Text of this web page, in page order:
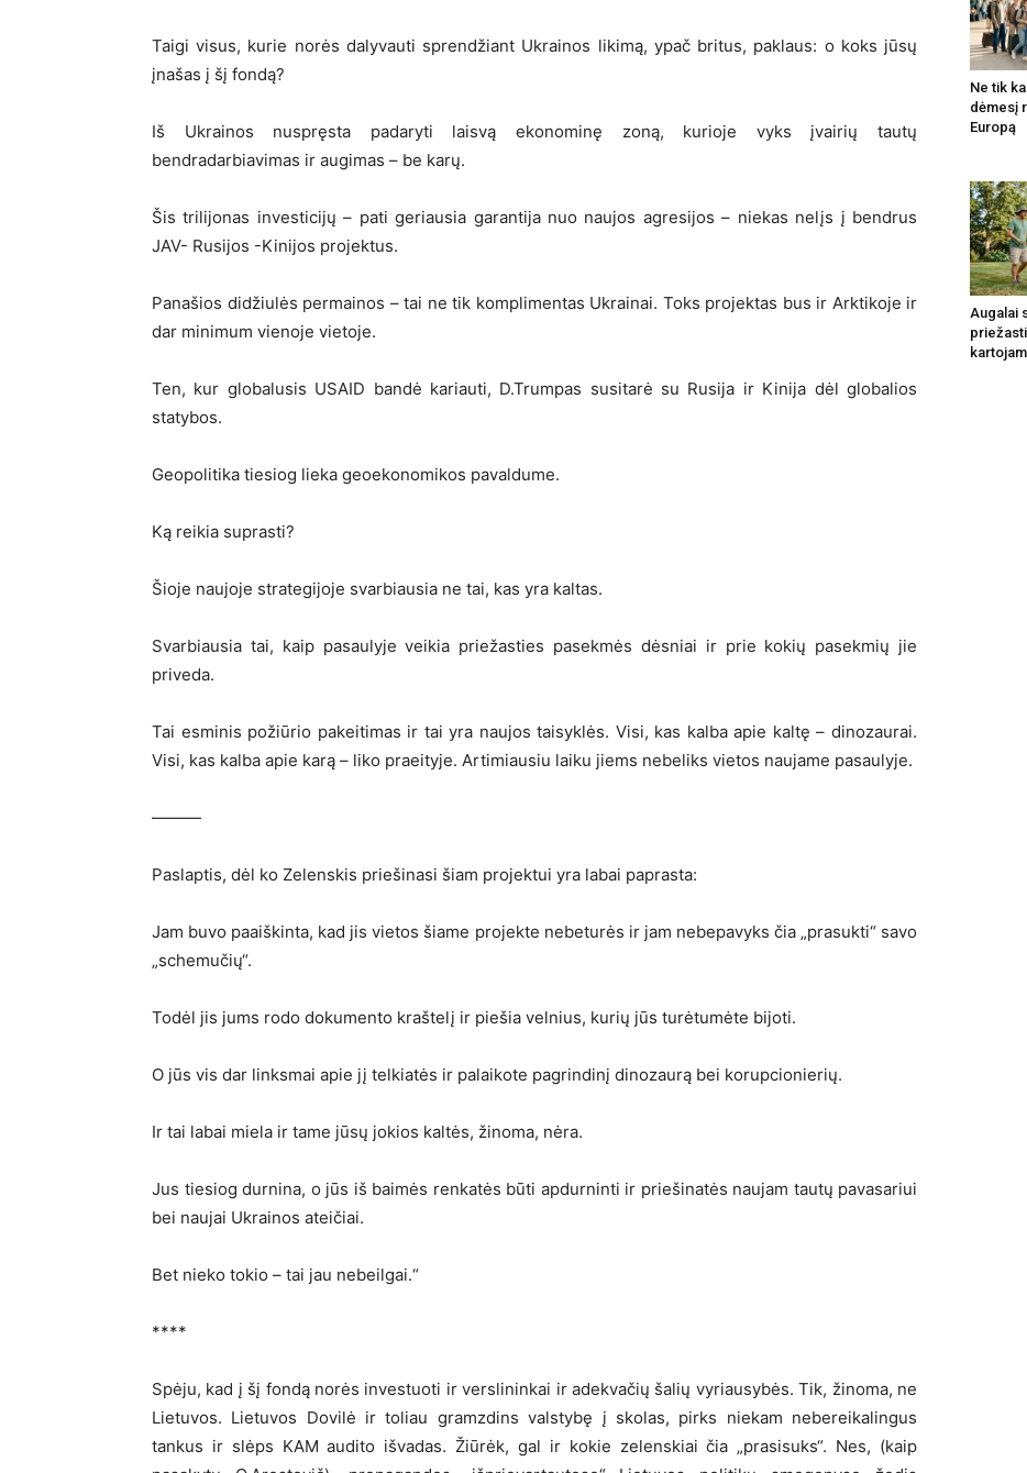
Taigi visus, kurie norės dalyvauti sprendžiant Ukrainos likimą, ypač britus, paklaus: o koks jūsų
įnašas į šį fondą?
Iš Ukrainos nuspręsta padaryti laisvą ekonominę zoną, kurioje vyks įvairių tautų
bendradarbiavimas ir augimas – be karų.
Šis trilijonas investicijų – pati geriausia garantija nuo naujos agresijos – niekas nelįs į bendrus
JAV- Rusijos -Kinijos projektus.
Panašios didžiulės permainos – tai ne tik komplimentas Ukrainai. Toks projektas bus ir Arktikoje ir
dar minimum vienoje vietoje.
Ten, kur globalusis USAID bandė kariauti, D.Trumpas susitarė su Rusija ir Kinija dėl globalios
statybos.
Geopolitika tiesiog lieka geoekonomikos pavaldume.
Ką reikia suprasti?
Šioje naujoje strategijoje svarbiausia ne tai, kas yra kaltas.
Svarbiausia tai, kaip pasaulyje veikia priežasties pasekmės dėsniai ir prie kokių pasekmių jie
priveda.
Tai esminis požiūrio pakeitimas ir tai yra naujos taisyklės. Visi, kas kalba apie kaltę – dinozaurai.
Visi, kas kalba apie karą – liko praeityje. Artimiausiu laiku jiems nebeliks vietos naujame pasaulyje.
———
Paslaptis, dėl ko Zelenskis priešinasi šiam projektui yra labai paprasta:
Jam buvo paaiškinta, kad jis vietos šiame projekte nebeturės ir jam nebepavyks čia „prasukti“ savo
„schemučių“.
Todėl jis jums rodo dokumento kraštelį ir piešia velnius, kurių jūs turėtumėte bijoti.
O jūs vis dar linksmai apie jį telkiatės ir palaikote pagrindinį dinozaurą bei korupcionierių.
Ir tai labai miela ir tame jūsų jokios kaltės, žinoma, nėra.
Jus tiesiog durnina, o jūs iš baimės renkatės būti apdurninti ir priešinatės naujam tautų pavasariui
bei naujai Ukrainos ateičiai.
Bet nieko tokio – tai jau nebeilgai.“
****
Spėju, kad į šį fondą norės investuoti ir verslininkai ir adekvačių šalių vyriausybės. Tik, žinoma, ne
Lietuvos. Lietuvos Dovilė ir toliau gramzdins valstybę į skolas, pirks niekam nebereikalingus
tankus ir slėps KAM audito išvadas. Žiūrėk, gal ir kokie zelenskiai čia „prasisuks“. Nes, (kaip
Ne tik
dėmesį
Europą
Augalai